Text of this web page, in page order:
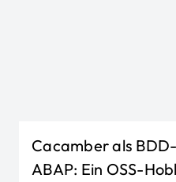
Cacamber als
ABAP: Ein OSS-